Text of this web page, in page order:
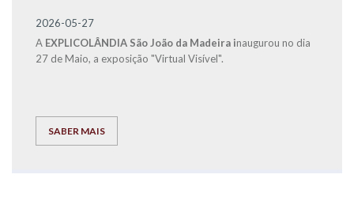
2026-05-27
A EXPLICOLÂNDIA São João da Madeira inaugurou no dia
27 de Maio, a exposição "Virtual Visível".
SABER MAIS